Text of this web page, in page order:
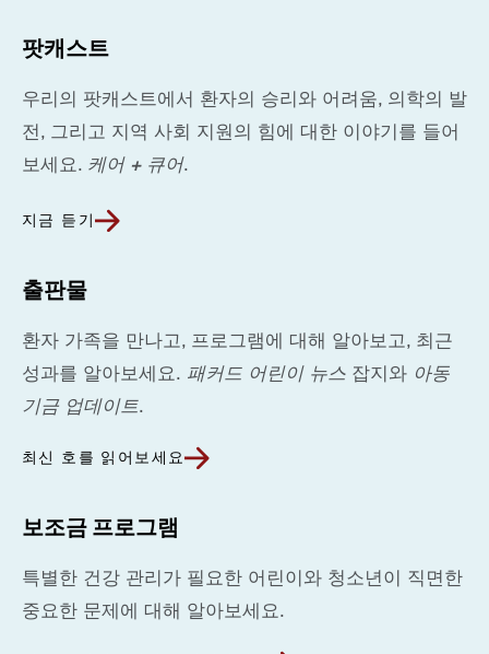
팟캐스트
우리의 팟캐스트에서 환자의 승리와 어려움, 의학의 발
전, 그리고 지역 사회 지원의 힘에 대한 이야기를 들어
보세요. 케어 + 큐어.
지금 듣기
출판물
환자 가족을 만나고, 프로그램에 대해 알아보고, 최근
성과를 알아보세요. 패커드 어린이 뉴스 잡지와 아동
기금 업데이트.
최신 호를 읽어보세요
보조금 프로그램
특별한 건강 관리가 필요한 어린이와 청소년이 직면한
중요한 문제에 대해 알아보세요.